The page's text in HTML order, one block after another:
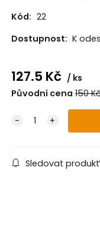
Kód: 22
Dostupnost: K
127.5 Kč
ks
Původní cena 150
Sledovat produkt